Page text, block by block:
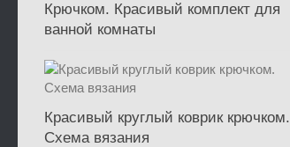
Крючком. Красивый комплект для
ванной комнаты
Красивый круглый коврик крючком.
Схема вязания